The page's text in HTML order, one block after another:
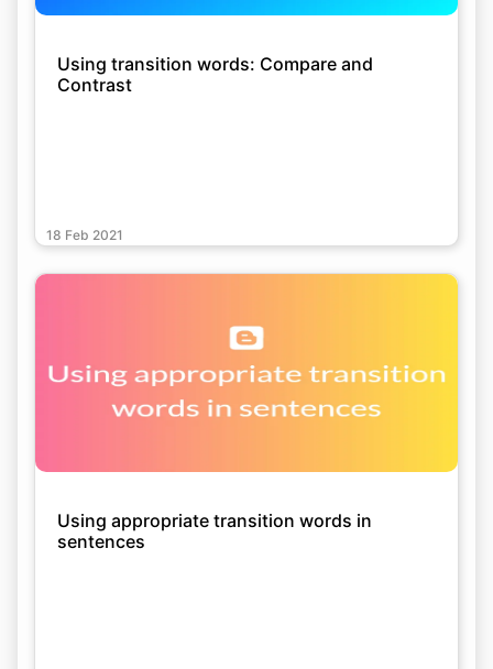
Using transition words: Compare and
Contrast
18 Feb 2021
Using appropriate transition words in
sentences